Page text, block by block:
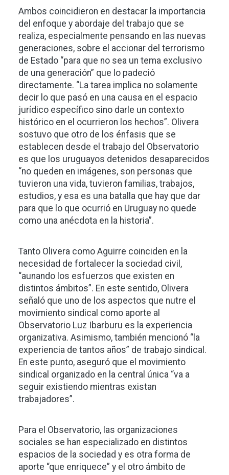
Ambos coincidieron en destacar la importancia
del enfoque y abordaje del trabajo que se
realiza, especialmente pensando en las nuevas
generaciones, sobre el accionar del terrorismo
de Estado “para que no sea un tema exclusivo
de una generación” que lo padeció
directamente. “La tarea implica no solamente
decir lo que pasó en una causa en el espacio
jurídico específico sino darle un contexto
histórico en el ocurrieron los hechos”. Olivera
sostuvo que otro de los énfasis que se
establecen desde el trabajo del Observatorio
es que los uruguayos detenidos desaparecidos
“no queden en imágenes, son personas que
tuvieron una vida, tuvieron familias, trabajos,
estudios, y esa es una batalla que hay que dar
para que lo que ocurrió en Uruguay no quede
como una anécdota en la historia”.
Tanto Olivera como Aguirre coinciden en la
necesidad de fortalecer la sociedad civil,
“aunando los esfuerzos que existen en
distintos ámbitos”. En este sentido, Olivera
señaló que uno de los aspectos que nutre el
movimiento sindical como aporte al
Observatorio Luz Ibarburu es la experiencia
organizativa. Asimismo, también mencionó “la
experiencia de tantos años” de trabajo sindical.
En este punto, aseguró que el movimiento
sindical organizado en la central única “va a
seguir existiendo mientras existan
trabajadores”.
Para el Observatorio, las organizaciones
sociales se han especializado en distintos
espacios de la sociedad y es otra forma de
aporte “que enriquece” y el otro ámbito de